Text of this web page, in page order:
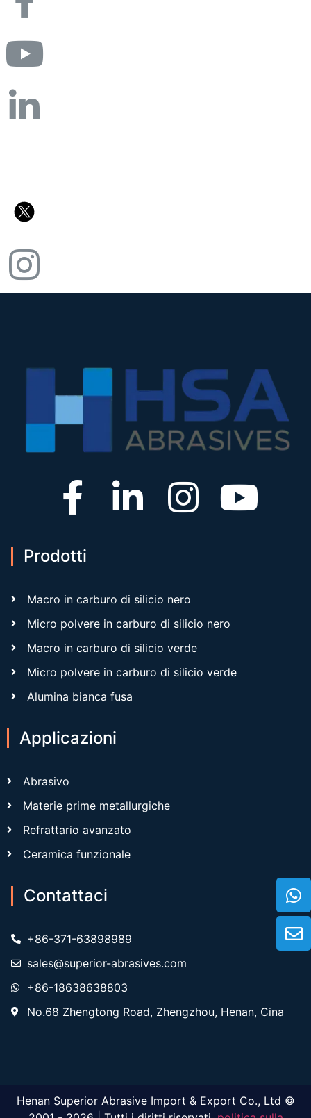
Prodotti
Macro in carburo di silicio nero
Micro polvere in carburo di silicio nero
Macro in carburo di silicio verde
Micro polvere in carburo di silicio verde
Alumina bianca fusa
Applicazioni
Abrasivo
Materie prime metallurgiche
Refrattario avanzato
Ceramica funzionale
Contattaci
+86-371-63898989
sales@superior-abrasives.com
+86-18638638803
No.68 Zhengtong Road, Zhengzhou, Henan, Cina
Henan Superior Abrasive Import & Export Co., Ltd ©